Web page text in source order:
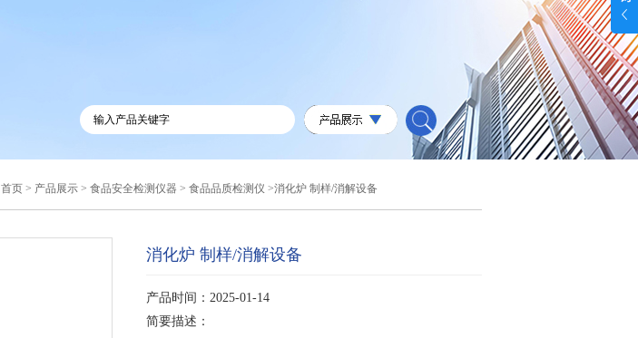
首页 > 产品展示 > 食品安全检测仪器 > 食品品质检测仪 >消化炉 制样/消解设备
消化炉 制样/消解设备
产品时间：2025-01-14
简要描述：